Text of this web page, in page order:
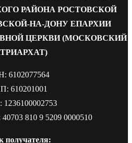
РАЙОНА РОСТОВСКОЙ
НА-ДОНУ ЕПАРХИИ
ЦЕРКВИ (МОСКОВСКИЙ
6102077564
610201001
40703 810 9 5209 0000510
получателя: